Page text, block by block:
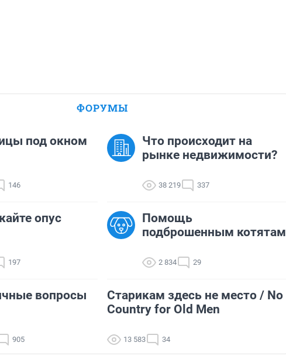
ФОРУМЫ
под окном
146
Что происходит на
рынке недвижимости?
38 219 337
опус
197
Помощь
подброшенным котятам
2 834 29
вопросы
905
Старикам здесь не место / No
Country for Old Men
13 583 34